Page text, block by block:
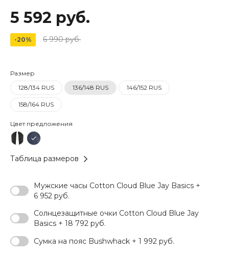
5 592 руб.
-20% 6 990 руб.
Размер
128/134 RUS
136/148 RUS 146/152 RUS
158/164 RUS
Цвет предложения
Таблица размеров
Мужские часы Cotton Cloud Blue Jay Basics +
6 952 руб.
Солнцезащитные очки Cotton Cloud Blue Jay
Basics + 18 792 руб.
Сумка на пояс Bushwhack + 1 992 руб.